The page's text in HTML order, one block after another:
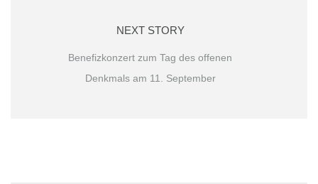
NEXT STORY
Benefizkonzert zum Tag des offenen
Denkmals am 11. September